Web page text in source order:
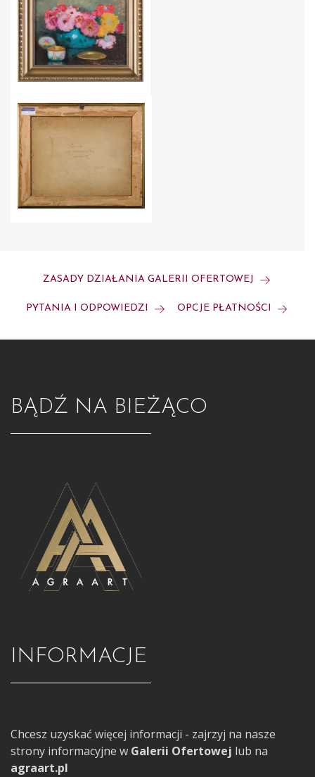
ZASADY DZIAŁANIA GALERII OFERTOWEJ
PYTANIA I ODPOWIEDZI OPCJE PŁATNOŚCI
BĄDŹ NA BIEŻĄCO
INFORMACJE
Chcesz uzyskać więcej informacji - zajrzyj na nasze
strony informacyjne w Galerii Ofertowej lub na
agraart.pl